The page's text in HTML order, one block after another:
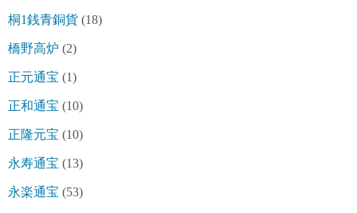
桐1銭青銅貨 (18)
橋野高炉 (2)
正元通宝 (1)
正和通宝 (10)
正隆元宝 (10)
永寿通宝 (13)
永楽通宝 (53)